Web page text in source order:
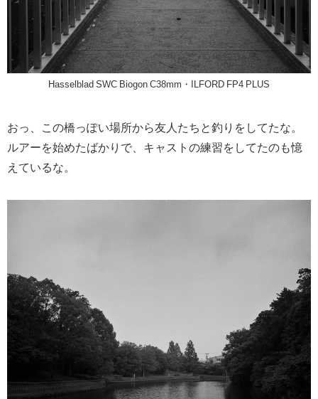
Hasselblad SWC Biogon C38mm・ILFORD FP4 PLUS
おっ、この橋っぽい場所から友人たちと釣りをしてたな。
ルアーを始めたばかりで、キャストの練習をしてたのも憶
えているな。